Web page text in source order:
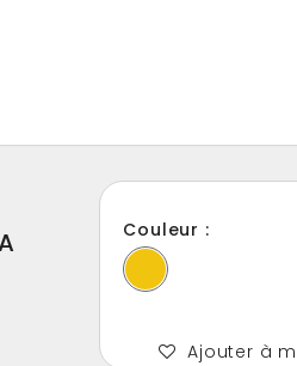
Couleur :
Ajouter à